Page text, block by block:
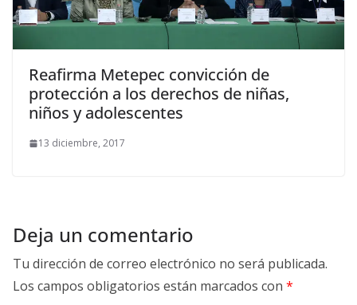
Reafirma Metepec convicción de
protección a los derechos de niñas,
niños y adolescentes
13 diciembre, 2017
Deja un comentario
Tu dirección de correo electrónico no será publicada.
Los campos obligatorios están marcados con *